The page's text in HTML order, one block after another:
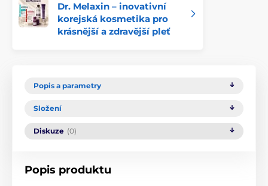
Dr. Melaxin – inovativní
korejská kosmetika pro
krásnější a zdravější pleť
Popis a parametry
Složení
Diskuze (0)
Popis produktu